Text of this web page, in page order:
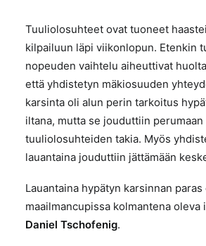
Tuuliolosuhteet ovat tuoneet
kilpailuun läpi viikonlopun. Etenkin
nopeuden vaihtelu aiheuttivat
että yhdistetyn mäkiosuuden
karsinta oli alun perin tarkoitus
iltana, mutta se jouduttiin perumaan
tuuliolosuhteiden takia. Myös
lauantaina jouduttiin jättämään
Lauantaina hypätyn karsinnan paras
maailmancupissa kolmantena oleva
Daniel Tschofenig.